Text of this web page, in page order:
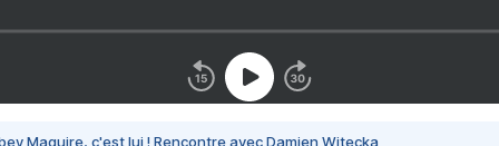
Maguire, c'est lui ! Rencontre avec Damien Witecka